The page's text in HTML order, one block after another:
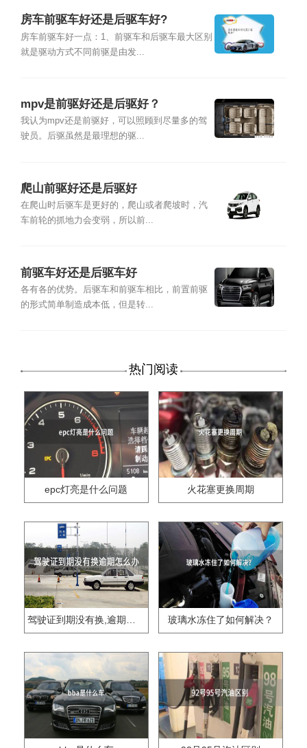
房车前驱车好还是后驱车好?
房车前驱车好一点：1、前驱车和后驱车最大区别
就是驱动方式不同前驱是由发...
mpv是前驱好还是后驱好？
我认为mpv还是前驱好，可以照顾到尽量多的驾
驶员。后驱虽然是最理想的驱...
爬山前驱好还是后驱好
在爬山时后驱车是更好的，爬山或者爬坡时，汽
车前轮的抓地力会变弱，所以前...
前驱车好还是后驱车好
各有各的优势。后驱车和前驱车相比，前置前驱
的形式简单制造成本低，但是转...
热门阅读
epc灯亮是什么问题 火花塞更换周期
驾驶证到期没有换,逾期怎么办?? 玻璃水冻住了如何解决？